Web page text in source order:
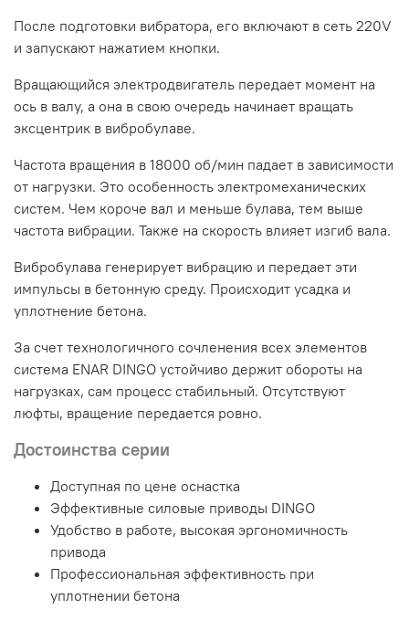
После подготовки вибратора, его включают в сеть 220V
и запускают нажатием кнопки.
Вращающийся электродвигатель передает момент на
ось в валу, а она в свою очередь начинает вращать
эксцентрик в вибробулаве.
Частота вращения в 18000 об/мин падает в зависимости
от нагрузки. Это особенность электромеханических
систем. Чем короче вал и меньше булава, тем выше
частота вибрации. Также на скорость влияет изгиб вала.
Вибробулава генерирует вибрацию и передает эти
импульсы в бетонную среду. Происходит усадка и
уплотнение бетона.
За счет технологичного сочленения всех элементов
система ENAR DINGO устойчиво держит обороты на
нагрузках, сам процесс стабильный. Отсутствуют
люфты, вращение передается ровно.
Достоинства серии
Доступная по цене оснастка
Эффективные силовые приводы DINGO
Удобство в работе, высокая эргономичность
привода
Профессиональная эффективность при
уплотнении бетона